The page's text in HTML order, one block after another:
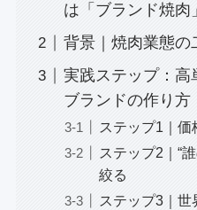
は「ブランド焼肉」
背景｜焼肉業態の
実践ステップ：高
ブランドの作り方
ステップ1｜価
ステップ2｜“
絞る
ステップ3｜